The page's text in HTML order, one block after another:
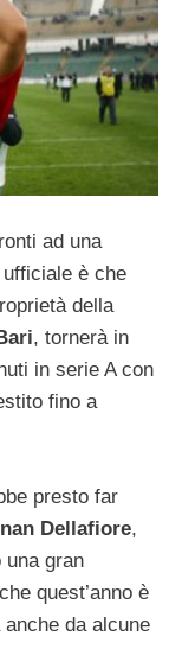
ad una
è che
della
, tornerà in
in serie A con
fino a
presto far
Dellafiore,
una gran
quest’anno è
da alcune